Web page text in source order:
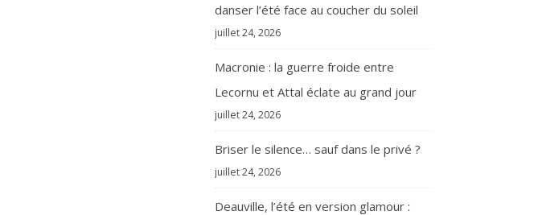
danser l’été face au coucher du soleil
juillet 24, 2026
Macronie : la guerre froide entre
Lecornu et Attal éclate au grand jour
juillet 24, 2026
Briser le silence… sauf dans le privé ?
juillet 24, 2026
Deauville, l’été en version glamour :